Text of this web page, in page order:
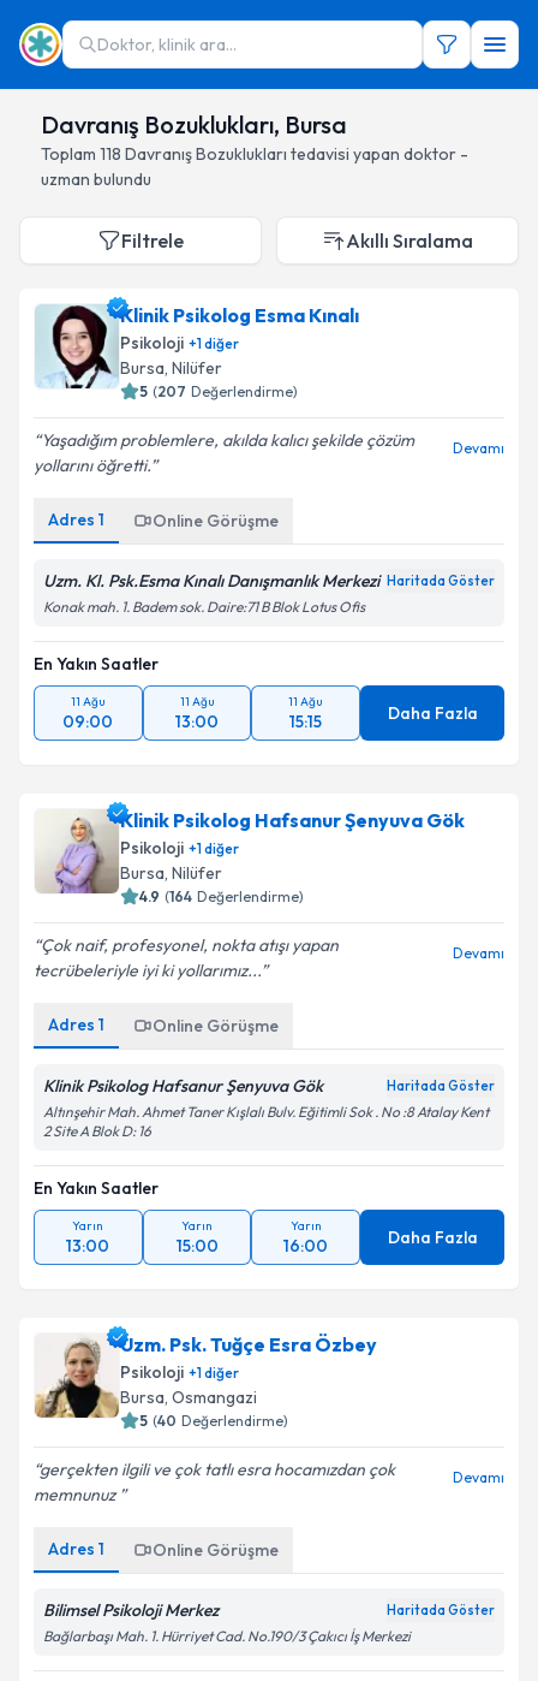
Doktor, klinik ara...
Davranış Bozuklukları, Bursa
Toplam 118 Davranış Bozuklukları tedavisi yapan doktor -
uzman bulundu
Filtrele Akıllı Sıralama
Klinik Psikolog Esma Kınalı
Psikoloji +1diğer
Bursa, Nilüfer
5 (207 Değerlendirme)
Yaşadığım problemlere, akılda kalıcı şekilde çözüm
yollarını öğretti.
Devamı
Adres 1 Online Görüşme
Uzm. Kl. Psk.Esma Kınalı Danışmanlık Merkezi Haritada Göster
Konak mah. 1. Badem sok. Daire:71 B Blok Lotus Ofis
En Yakın Saatler
11 Ağu
09:00
11 Ağu
13:00
11 Ağu
15:15 Daha Fazla
Klinik Psikolog Hafsanur Şenyuva Gök
Psikoloji +1diğer
Bursa, Nilüfer
4.9 (164 Değerlendirme)
Çok naif, profesyonel, nokta atışı yapan
tecrübeleriyle iyi ki yollarımız...
Devamı
Adres 1 Online Görüşme
Klinik Psikolog Hafsanur Şenyuva Gök Haritada Göster
Altınşehir Mah. Ahmet Taner Kışlalı Bulv. Eğitimli Sok . No :8 Atalay Kent
2 Site A Blok D: 16
En Yakın Saatler
Yarın
13:00
Yarın
15:00
Yarın
16:00 Daha Fazla
Uzm. Psk. Tuğçe Esra Özbey
Psikoloji +1diğer
Bursa, Osmangazi
5 (40 Değerlendirme)
gerçekten ilgili ve çok tatlı esra hocamızdan çok
memnunuz
Devamı
Adres 1 Online Görüşme
Bilimsel Psikoloji Merkez Haritada Göster
Bağlarbaşı Mah. 1. Hürriyet Cad. No.190/3 Çakıcı İş Merkezi